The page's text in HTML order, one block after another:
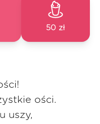
50 zł
ości.
uszy,